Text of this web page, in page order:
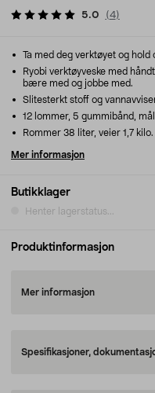
5.0 (4)
Butikklager
Henter lagerstatus...
Ta med deg verktøyet og hold
Ryobi verktøyveske med
bære med og jobbe med.
Slitesterkt stoff og
12 lommer, 5 gummibånd,
Rommer 38 liter, veier 1,7 kilo.
Mer informasjon
Produktinformasjon
Mer informasjon
Spesifikasjoner,